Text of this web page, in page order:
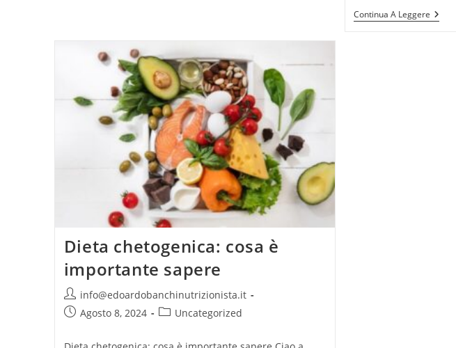
Seguire.
Continua A Leggere In
Tv
Dieta chetogenica: cosa è
importante sapere
Autore
dell'articolo:
info@edoardobanchinutrizionista.it
ArticoloAgosto 8, 2024
Categoria
Uncategorized